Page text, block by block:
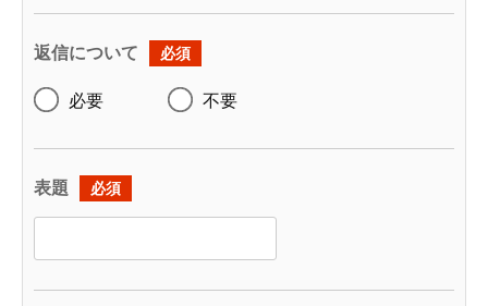
返信について 必須
必要 不要
表題 必須